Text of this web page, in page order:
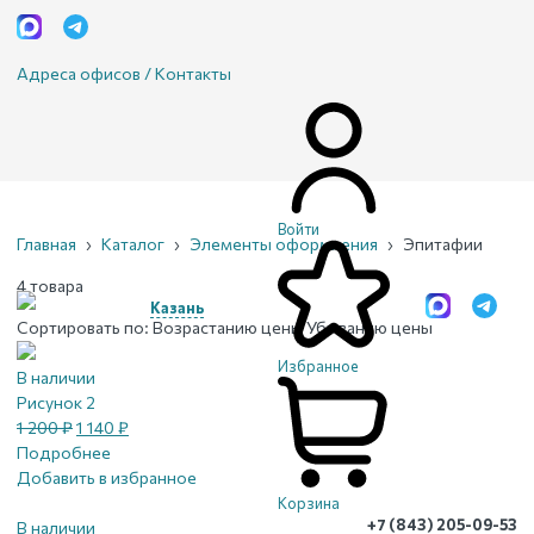
Адреса офисов / Контакты
Казань
Войти
Избранное
Корзина
+7 (843) 205-09-53
Главная › Каталог › Элементы оформления › Эпитафии
4 товара
Сортировать по: Возрастанию цены Убыванию цены
В наличии
Рисунок 2
1 200₽Первоначальная
цена
составляла
200 ₽.
1 140 ₽Текущая
1
Подробнее
Добавить в избранное
В наличии